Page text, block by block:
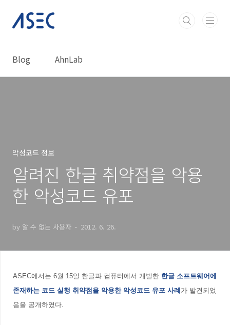
Blog AhnLab
악성코드 정보
알려진 한글 취약점을 악용
한 악성코드 유포
by 알 수 없는 사용자 2012. 6. 26.
ASEC에서는 6월 15일 한글과 컴퓨터에서 개발한 한글 소프트웨어에
존재하는 코드 실행 취약점을 악용한 악성코드 유포 사례 가 발견되었
음을 공개하였다.